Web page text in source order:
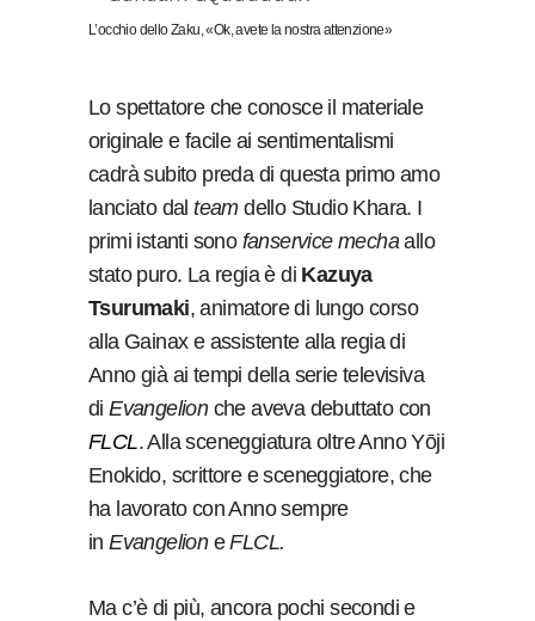
L’occhio dello Zaku, «Ok, avete la nostra attenzione»
Lo spettatore che conosce il materiale
originale e facile ai sentimentalismi
cadrà subito preda di questa primo amo
lanciato dalteamdello Studio Khara. I
primi istanti sono fanservice mechaallo
stato puro. La regia è di Kazuya
Tsurumaki, animatore di lungo corso
alla Gainax e assistente alla regia di
Anno già ai tempi della serie televisiva
diEvangelionche aveva debuttato con
FLCL. Alla sceneggiatura oltre Anno Yōji
Enokido, scrittore e sceneggiatore, che
ha lavorato con Anno sempre
inEvangelioneFLCL.
Ma c’è di più, ancora pochi secondi e